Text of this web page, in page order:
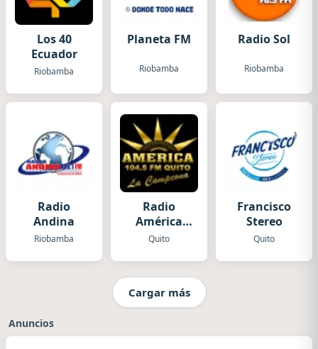
Los 40
Ecuador
Riobamba
Planeta FM
Riobamba
Radio Sol
Riobamba
Radio
Andina
Riobamba
Radio
América
Quito
Quito
Francisco
Stereo
Quito
Cargar más
Anuncios